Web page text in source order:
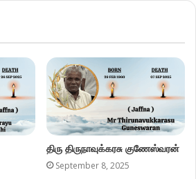
திரு திருநாவுக்கரசு குணேஸ்வரன்
September 8, 2025